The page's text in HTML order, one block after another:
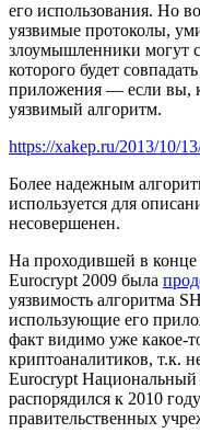
его использования. Но
уязвимые протоколы,
злоумышленники могут
которого будет
приложения — если вы,
уязвимый алгоритм.
https://xakep.ru/2013/10/
Более надежным
используется для
несовершенен.
На проходившей в
Eurocrypt 2009 была
уязвимость алгоритма
использующие его
факт видимо уже какое-
криптоаналитиков, т.к.
Eurocrypt
распорядился к 2010
правительственных